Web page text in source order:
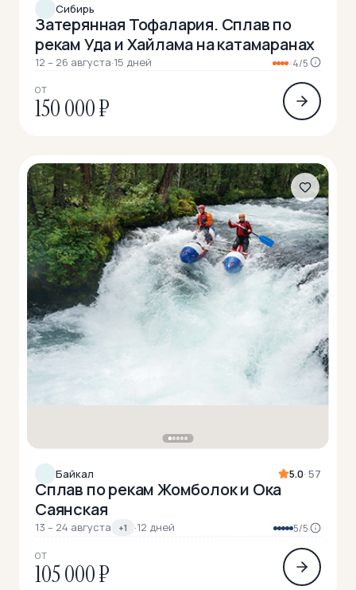
Сибирь
Затерянная Тофалария. Сплав по
рекам Уда и Хайлама на катамаранах
12 – 26 августа·15 дней 4/5
ОТ
150 000 ₽
Байкал 5.0· 57
Сплав по рекам Жомболок и Ока
Саянская
13 – 24 августа +1 ·12 дней 5/5
ОТ
105 000 ₽